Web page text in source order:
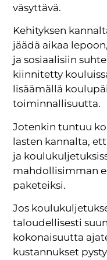
väsyttävä.
Kehityksen
jäädä aikaa
ja sosiaalisiin
kiinnitetty
lisäämällä
toiminnallisuutta.
Jotenkin tuntuu
lasten kannalta,
ja
mahdollisimman
paketeiksi.
Jos
taloudellisesti
kokonaisuutta
kustannukset